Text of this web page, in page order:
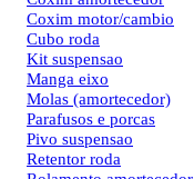
Coxim motor/cambio
Cubo roda
Kit suspensao
Manga eixo
Molas (amortecedor)
Parafusos e porcas
Pivo suspensao
Retentor roda